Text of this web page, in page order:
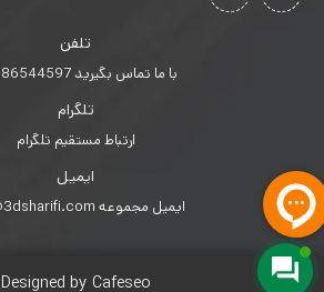
تلفن
با ما تماس بگیرید 09386544597
تلگرام
ارتباط مستقیم تلگرام
ایمیل
ایمیل مجموعه info@3dsharifi.com
Designed by Cafeseo